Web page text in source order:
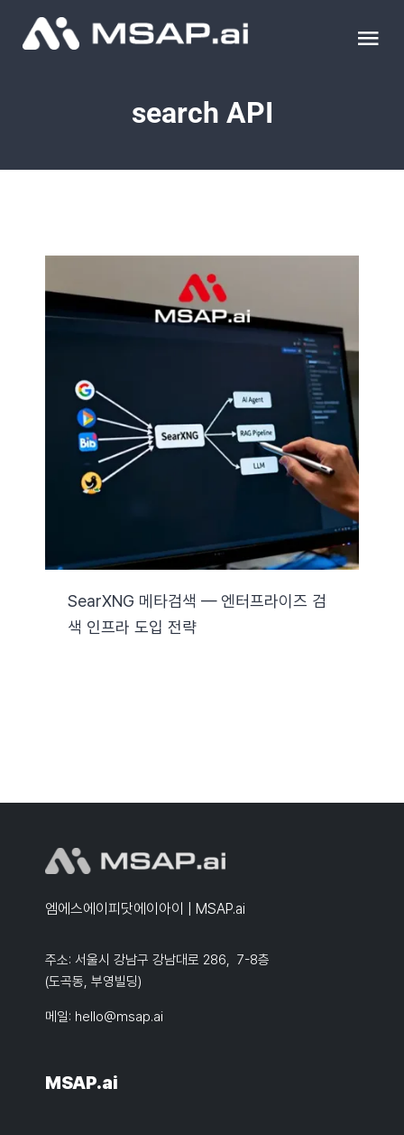
조달물품
Search
search API
SearXNG 메타검색 — 엔터프라이즈 검
색 인프라 도입 전략
엠에스에이피닷에이아이 | MSAP.ai
주소: 서울시 강남구 강남대로 286, 7-8층
(도곡동, 부영빌딩)
메일: hello@msap.ai
MSAP.ai